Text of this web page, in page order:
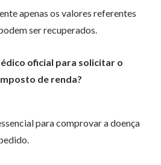
apenas os valores referentes
ser recuperados.
oficial para solicitar o
de renda?
para comprovar a doença